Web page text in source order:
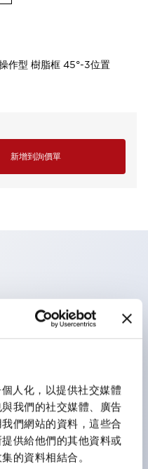
人化，以提供社交媒體
我們的社交媒體、廣告
們網站的資料，這些合
供給他們的其他資料或
的資料相結合。
作型 樹脂框 45°-3位置
新增到詢價單
面板前為IP65）。
示燈，機種豐富！
關。備有照明與非照明
型。具備直接開路動作功
備安全鎖定結構